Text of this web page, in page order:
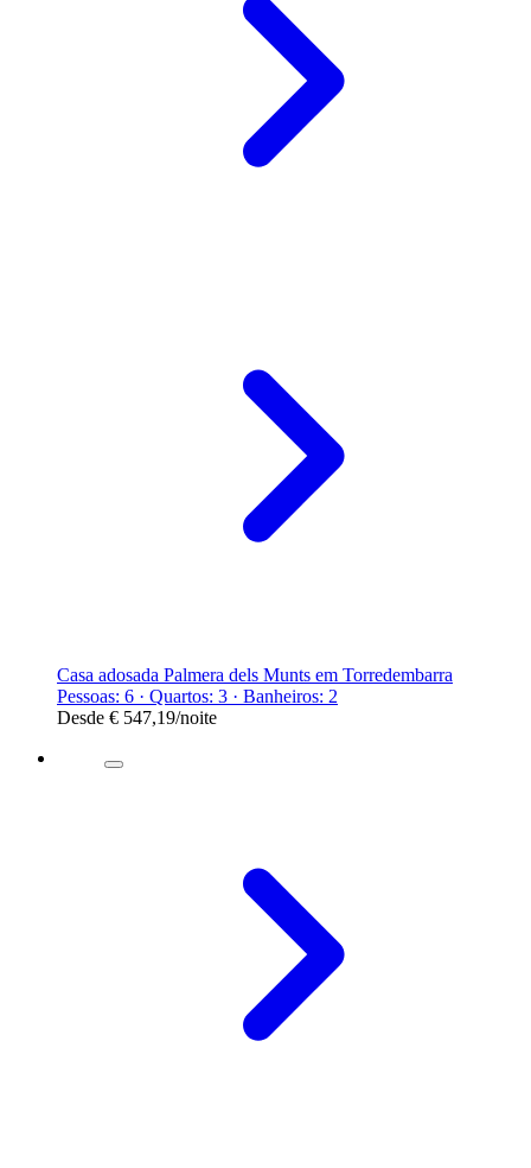
Casa adosada Palmera dels Munts em Torredembarra
Pessoas: 6 · Quartos: 3 · Banheiros: 2
Desde € 547,19/noite